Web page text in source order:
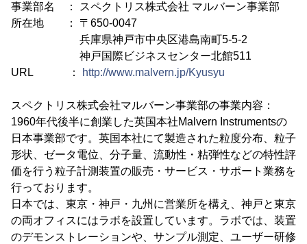
事業部名 ： スペクトリス株式会社 マルバーン事業部
所在地 ： 〒650-0047
兵庫県神戸市中央区港島南町5-5-2
神戸国際ビジネスセンター北館511
URL ：
http://www.malvern.jp/Kyusyu
スペクトリス株式会社マルバーン事業部の事業内容：
1960年代後半に創業した英国本社Malvern Instrumentsの
日本事業部です。英国本社にて製造された粒度分布、粒子
形状、ゼータ電位、分子量、流動性・粘弾性などの特性評
価を行う粒子計測装置の販売・サービス・サポート業務を
行っております。
日本では、東京・神戸・九州に営業所を構え、神戸と東京
の両オフィスにはラボを設置しています。ラボでは、装置
のデモンストレーションや、サンプル測定、ユーザー研修